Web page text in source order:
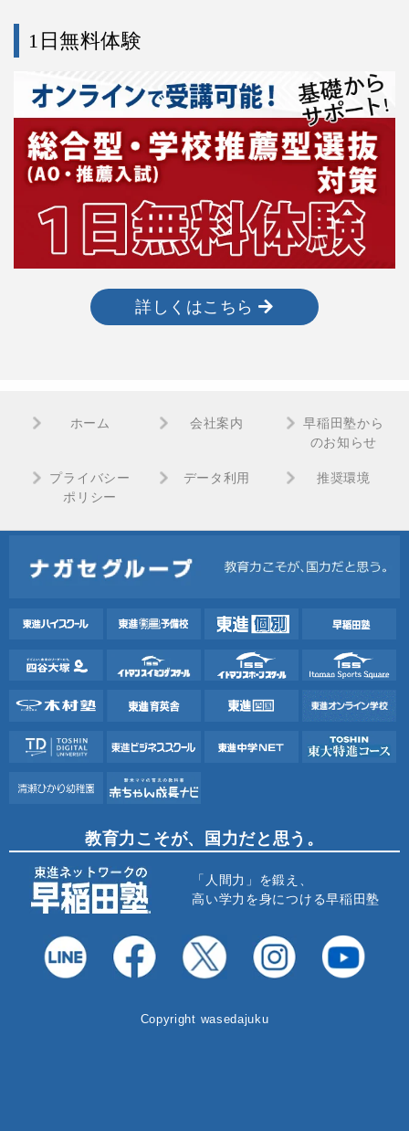
1日無料体験
詳しくはこちら
ホーム 会社案内
早稲田塾から
のお知らせ
プライバシー
ポリシー
データ利用 推奨環境
教育力こそが、国力だと思う。
「人間力」を鍛え、
高い学力を身につける早稲田塾
Copyright wasedajuku